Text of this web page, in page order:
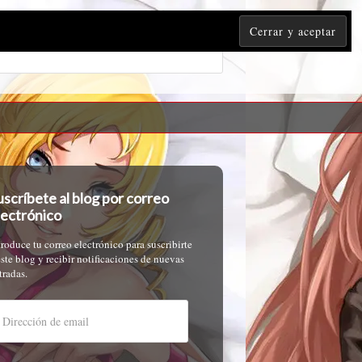
al blog por correo
tu correo electrónico para suscribirte
blog y recibir notificaciones de nuevas